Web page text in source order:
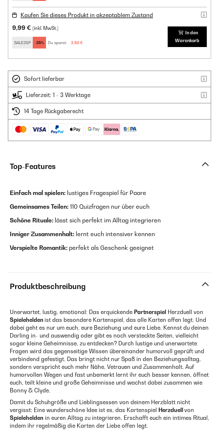
Kaufen Sie dieses Produkt in akzeptablem Zustand
9,99 € (inkl. MwSt.)
SALE35P -35% Du sparst: 3,50 €
In den
Warenkorb
Sofort lieferbar
Lieferzeit: 1 - 3 Werktage
14 Tage Rückgaberecht
Top-Features
Einfach mal spielen: lustiges Fragespiel für Paare
Gemeinsames Teilen: 110 Quizfragen nur über euch
Schöne Rituale: lässt sich perfekt im Alltag integrieren
Inniger Zusammenhalt: lernt euch intensiver kennen
Verspielte Romantik: perfekt als Geschenk geeignet
Produktbeschreibung
Unerwartet, lustig, emotional: Das erquickende Partnerspiel Herzduell von
Spielehelden ist das besondere Kartenspiel, das alle Karten offen legt. Und
dabei geht es nur um euch, eure Beziehung und eure Liebe. Kennst du deinen
Darling in- und auswendig oder gibt es noch versteckte Seiten, vielleicht
sogar kleine Geheimnisse, zu entdecken? Durch lustige und unerwartete
Fragen wird das gegenseitige Wissen übereinander humorvoll geprüft und
verbindend gefestigt. Das bringt nicht nur Spaß in den Beziehungsalltag,
sondern verspricht euch mehr Nähe, Vetrauen und Zusammenhalt. Auf
humorvollen Wegen und fast unbemerkt lernt ihr euch besser kennen, öffnet
euch, teilt kleine und große Geheimnisse und wachst dabei zusammen wie
Bonny & Clyde.
Damit du Schuhgröße und Lieblingsessen von deinem Herzblatt nicht
vergisst: Eine wunderschöne Idee ist es, das Kartenspiel Herzduell von
Spielehelden in euren Alltag zu integrieren. Erschafft euch ein intimes Ritual,
indem ihr regelmäßig die Karten der Liebe offen legt.